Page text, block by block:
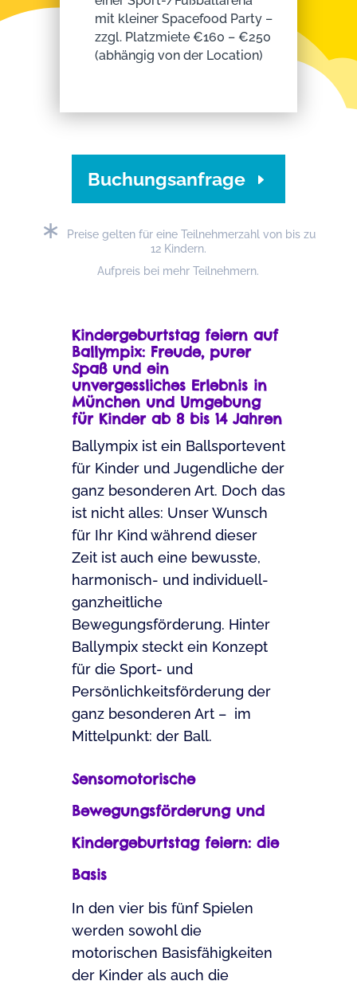
mit kleiner Spacefood Party –
zzgl. Platzmiete €160 – €250
(abhängig von der Location)
Buchungsanfrage
∗
Preise gelten für eine Teilnehmerzahl von bis zu
12 Kindern.
Aufpreis bei mehr Teilnehmern.
Kindergeburtstag feiern auf
Ballympix: Freude, purer
Spaß und ein
unvergessliches Erlebnis in
München und Umgebung
für Kinder ab 8 bis 14 Jahren
Ballympix ist ein Ballsportevent
für Kinder und Jugendliche der
ganz besonderen Art. Doch das
ist nicht alles: Unser Wunsch
für Ihr Kind während dieser
Zeit ist auch eine bewusste,
harmonisch- und individuell-
ganzheitliche
Bewegungsförderung. Hinter
Ballympix steckt ein Konzept
für die Sport- und
Persönlichkeitsförderung der
ganz besonderen Art – im
Mittelpunkt: der Ball.
Sensomotorische
Bewegungsförderung und
Kindergeburtstag feiern: die
Basis
In den vier bis fünf Spielen
werden sowohl die
motorischen Basisfähigkeiten
der Kinder als auch die